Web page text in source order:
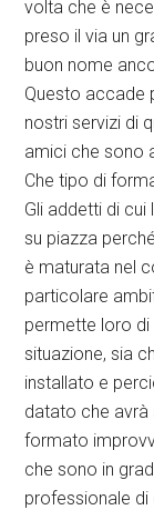
volta che è
preso il via un
buon nome
Questo accade
nostri servizi di
amici che sono
Che tipo di
Gli addetti di
su piazza
è maturata nel
particolare
permette loro di
situazione, sia
installato e
datato che avrà
formato
che sono in
professionale di